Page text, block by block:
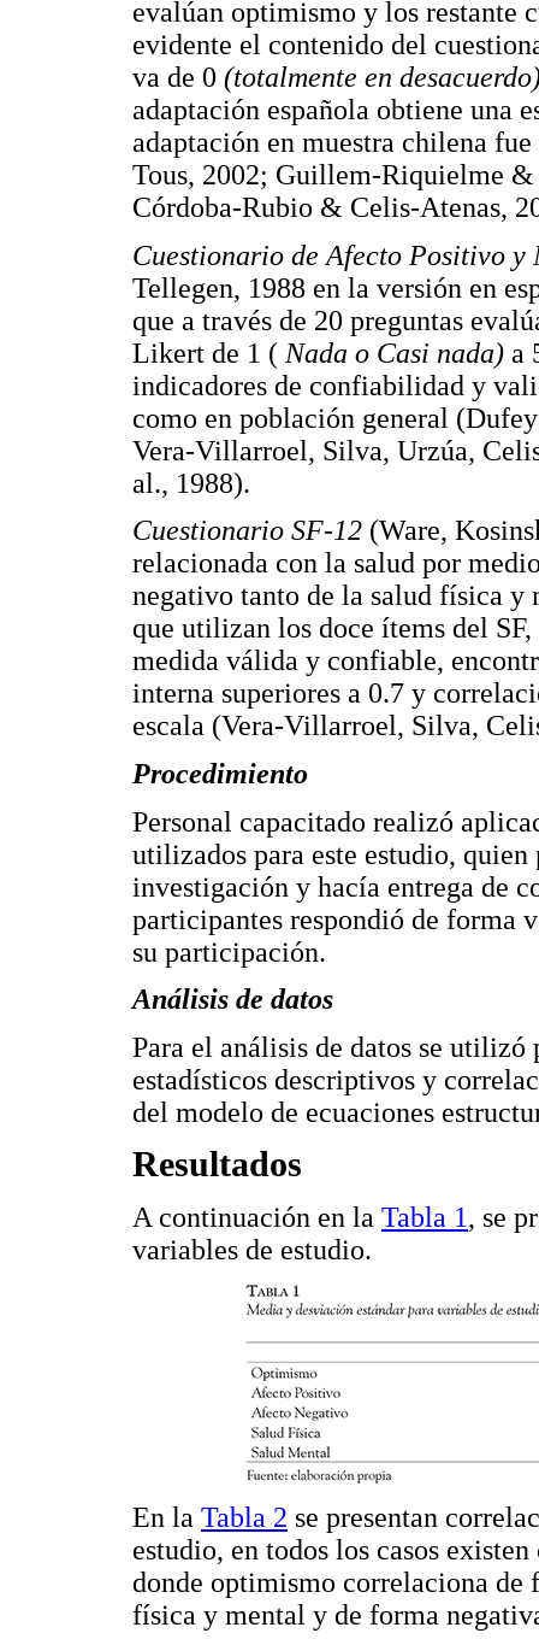
evalúan optimismo y los restante
evidente el contenido del
va de 0 (totalmente en
adaptación española obtiene una
adaptación en muestra chilena
Tous, 2002; Guillem-Riquielme
Córdoba-Rubio & Celis-Atenas,
Cuestionario de Afecto Positivo
Tellegen, 1988 en la versión en
que a través de 20 preguntas
Likert de 1 ( Nada o Casi nada) a
indicadores de confiabilidad y
como en población general
Vera-Villarroel, Silva, Urzúa,
al., 1988).
Cuestionario SF-12 (Ware,
relacionada con la salud por
negativo tanto de la salud física y
que utilizan los doce ítems del
medida válida y confiable,
interna superiores a 0.7 y
escala (Vera-Villarroel, Silva,
Procedimiento
Personal capacitado realizó
utilizados para este estudio,
investigación y hacía entrega de
participantes respondió de forma
su participación.
Análisis de datos
Para el análisis de datos se utilizó
estadísticos descriptivos y
del modelo de ecuaciones
Resultados
A continuación en la Tabla 1, se
variables de estudio.
En la Tabla 2 se presentan
estudio, en todos los casos
donde optimismo correlaciona
física y mental y de forma